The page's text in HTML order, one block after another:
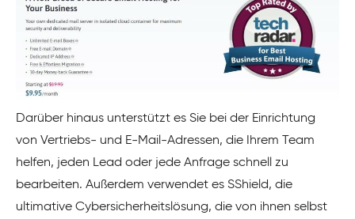
Darüber hinaus unterstützt es Sie bei der Einrichtung
von Vertriebs- und E-Mail-Adressen, die Ihrem Team
helfen, jeden Lead oder jede Anfrage schnell zu
bearbeiten. Außerdem verwendet es SShield, die
ultimative Cybersicherheitslösung, die von ihnen selbst